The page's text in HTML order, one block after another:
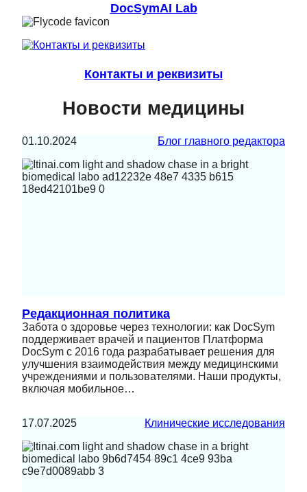
DocSymAI Lab
Контакты и реквизиты
Новости медицины
01.10.2024 Блог главного редактора
Редакционная политика
Забота о здоровье через технологии: как DocSym
поддерживает врачей и пациентов Платформа
DocSym с 2016 года разрабатывает решения для
улучшения взаимодействия между медицинскими
учреждениями и пользователями. Наши продукты,
включая мобильное…
17.07.2025 Клинические исследования